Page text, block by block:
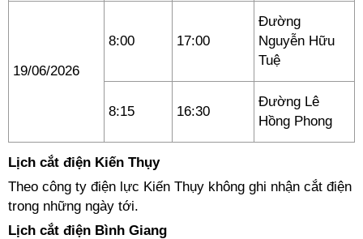
19/06/2026
8:00 17:00
Đường
Nguyễn Hữu
Tuệ
8:15 16:30
Đường Lê
Hồng Phong
Lịch cắt điện Kiến Thụy
Theo công ty điện lực Kiến Thụy không ghi nhận cắt điện
trong những ngày tới.
Lịch cắt điện Bình Giang